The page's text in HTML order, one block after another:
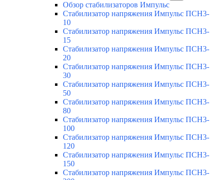
Обзор стабилизаторов Импульс
Стабилизатор напряжения Импульс ПСН3-
10
Стабилизатор напряжения Импульс ПСН3-
15
Стабилизатор напряжения Импульс ПСН3-
20
Стабилизатор напряжения Импульс ПСН3-
30
Стабилизатор напряжения Импульс ПСН3-
50
Стабилизатор напряжения Импульс ПСН3-
80
Стабилизатор напряжения Импульс ПСН3-
100
Стабилизатор напряжения Импульс ПСН3-
120
Стабилизатор напряжения Импульс ПСН3-
150
Стабилизатор напряжения Импульс ПСН3-